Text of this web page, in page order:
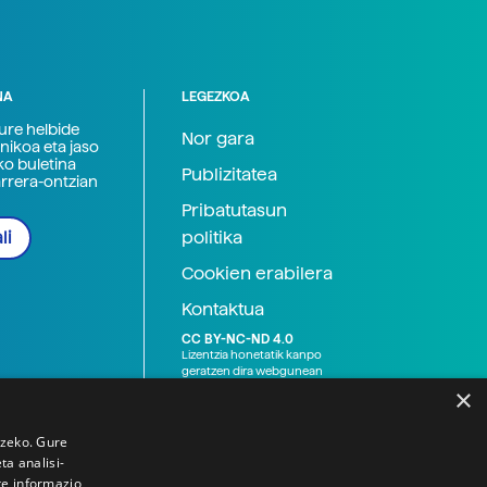
helbide
eta jaso
buletina
ontzian
LEGEZKOA
Nor gara
Publizitatea
Pribatutasun
politika
Cookien erabilera
Kontaktua
CC BY-NC-ND 4.0
Lizentzia honetatik kanpo
geratzen dira webgunean
×
Gure
analisi-
informazio